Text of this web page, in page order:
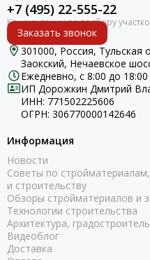
+7 (495) 22-555-22
Заказать звонок
301000, Россия, Тульская
Заокский, Нечаевское
Ежедневно, с 8:00 до 18:00
ИП Дорожкин Дмитрий
ИНН: 771502225606
ОГРН: 306770000142646
Информация
Новости
Советы по
и строительству
Обзоры стройматериалов и
Технологии строительства
Архитектура,
Видеоблог
Доставка